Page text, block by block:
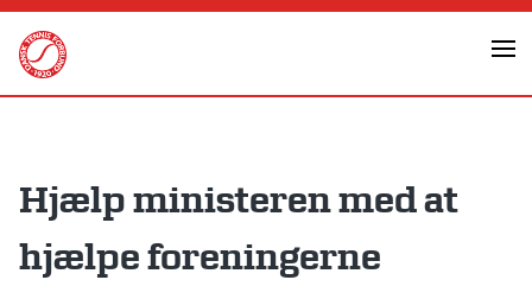
Skip
content
Hjælp ministeren med at
hjælpe foreningerne